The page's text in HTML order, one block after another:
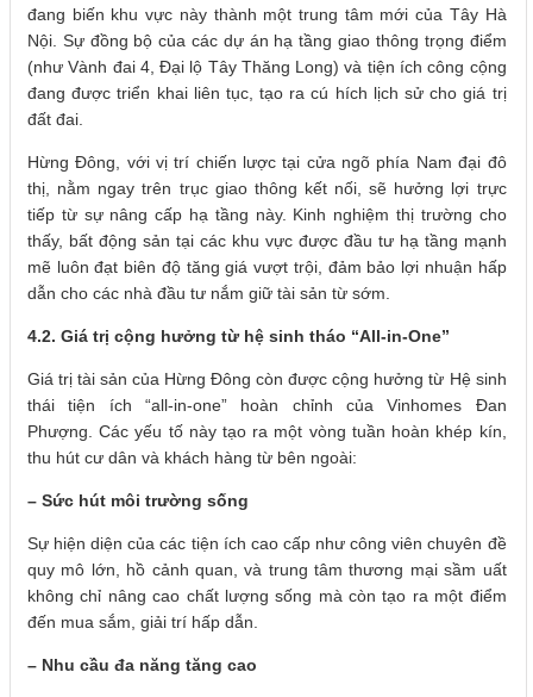
đang biến khu vực này thành một trung tâm mới của Tây Hà
Nội. Sự đồng bộ của các dự án hạ tầng giao thông trọng điểm
(như Vành đai 4, Đại lộ Tây Thăng Long) và tiện ích công cộng
đang được triển khai liên tục, tạo ra cú hích lịch sử cho giá trị
đất đai.
Hừng Đông, với vị trí chiến lược tại cửa ngõ phía Nam đại đô
thị, nằm ngay trên trục giao thông kết nối, sẽ hưởng lợi trực
tiếp từ sự nâng cấp hạ tầng này. Kinh nghiệm thị trường cho
thấy, bất động sản tại các khu vực được đầu tư hạ tầng mạnh
mẽ luôn đạt biên độ tăng giá vượt trội, đảm bảo lợi nhuận hấp
dẫn cho các nhà đầu tư nắm giữ tài sản từ sớm.
4.2. Giá trị cộng hưởng từ hệ sinh tháo “All-in-One”
Giá trị tài sản của Hừng Đông còn được cộng hưởng từ Hệ sinh
thái tiện ích “all-in-one” hoàn chỉnh của Vinhomes Đan
Phượng. Các yếu tố này tạo ra một vòng tuần hoàn khép kín,
thu hút cư dân và khách hàng từ bên ngoài:
– Sức hút môi trường sống
Sự hiện diện của các tiện ích cao cấp như công viên chuyên đề
quy mô lớn, hồ cảnh quan, và trung tâm thương mại sầm uất
không chỉ nâng cao chất lượng sống mà còn tạo ra một điểm
đến mua sắm, giải trí hấp dẫn.
– Nhu cầu đa năng tăng cao